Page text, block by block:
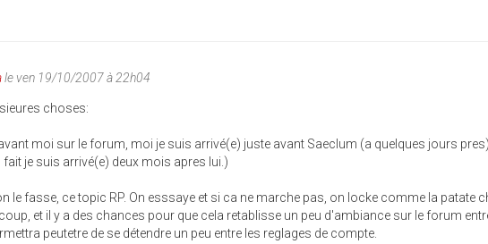
le ven 19/10/2007 à 22h04
choses:
moi sur le forum, moi je suis arrivé(e) juste avant Saeclum (a quelques jours
fait je suis arrivé(e) deux mois apres lui.)
le fasse, ce topic RP. On esssaye et si ca ne marche pas, on locke comme la patate
et il y a des chances pour que cela retablisse un peu d'ambiance sur le forum
peutetre de se détendre un peu entre les reglages de compte.